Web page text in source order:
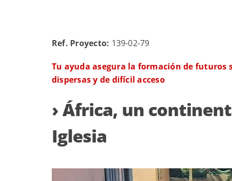
Ref. Proyecto: 139-02-79
Tu ayuda asegura la formación de futuros
dispersas y de difícil acceso
› África, un
Iglesia